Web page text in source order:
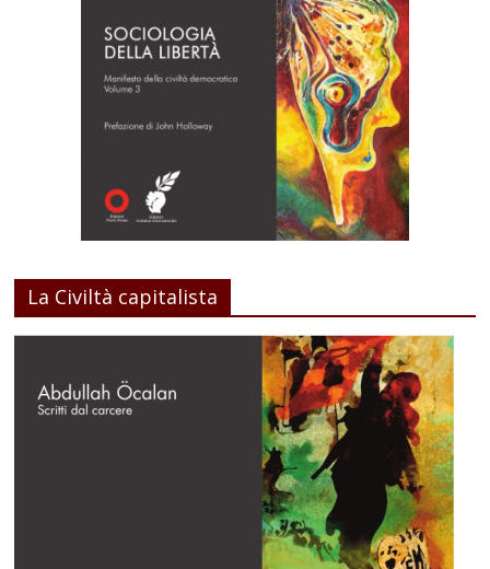
La Civiltà capitalista